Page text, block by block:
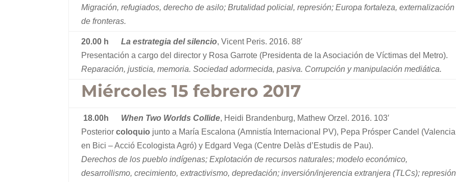
Migración, refugiados, derecho de asilo; Brutalidad policial, represión; Europa fortaleza, externalización
de fronteras.
20.00 h La estrategia del silencio, Vicent Peris. 2016. 88′
Presentación a cargo del director y Rosa Garrote (Presidenta de la Asociación de Víctimas del Metro).
Reparación, justicia, memoria. Sociedad adormecida, pasiva. Corrupción y manipulación mediática.
Miércoles 15 febrero 2017
18.00h When Two Worlds Collide, Heidi Brandenburg, Mathew Orzel. 2016. 103′
Posteriorcoloquio junto a María Escalona (Amnistía Internacional PV), Pepa Prósper Candel (Valencia
en Bici – Acció Ecologista Agró) y Edgard Vega (Centre Delàs d’Estudis de Pau).
Derechos de los pueblo indígenas; Explotación de recursos naturales; modelo económico,
desarrollismo, crecimiento, extractivismo, depredación; inversión/injerencia extranjera (TLCs); represión